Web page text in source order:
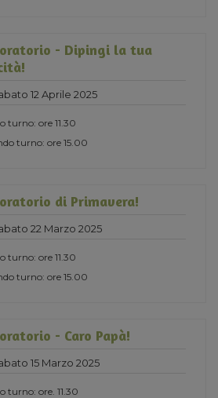
- Dipingi la tua
12 Aprile 2025
turno: ore 11.30
turno: ore 15.00
di Primavera!
22 Marzo 2025
turno: ore 11.30
turno: ore 15.00
- Caro Papà!
15 Marzo 2025
turno: ore. 11.30